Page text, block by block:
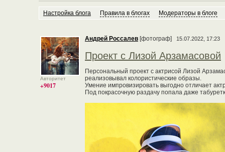
Настройка блога Правила в блогах Модераторы в блоге
Авторитет
+9017
Андрей Россалев [фотограф] 15.07.2022, 17:23
Проект с Лизой Арзамасовой
Персональный проект с актрисой Лизой
реализовывал колористические образы.
Умение импровизировать выгодно отличает
Под покрасочную раздачу попала даже